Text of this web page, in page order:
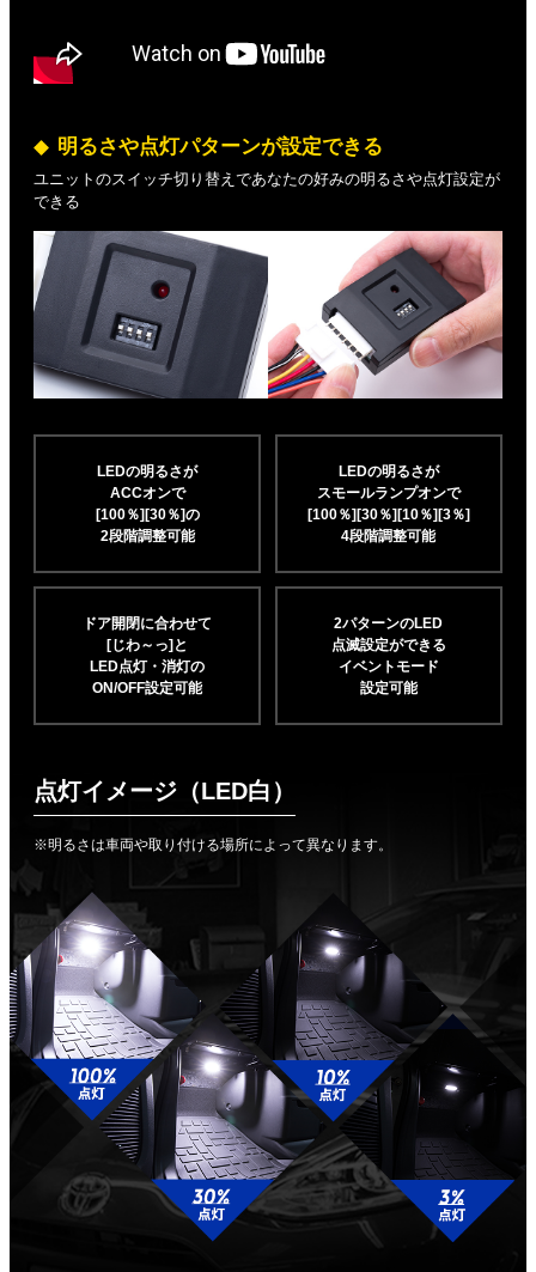
明るさや点灯パターンが設定できる
ユニットのスイッチ切り替えであなたの好みの明るさや点灯設定が
できる
LEDの明るさが
ACCオンで
[100％][30％]の
2段階調整可能
LEDの明るさが
スモールランプオンで
[100％][30％][10％][3％]
4段階調整可能
ドア開閉に合わせて
[じわ～っ]と
LED点灯・消灯の
ON/OFF設定可能
2パターンのLED
点滅設定ができる
イベントモード
設定可能
点灯イメージ（LED白）
※明るさは車両や取り付ける場所によって異なります。